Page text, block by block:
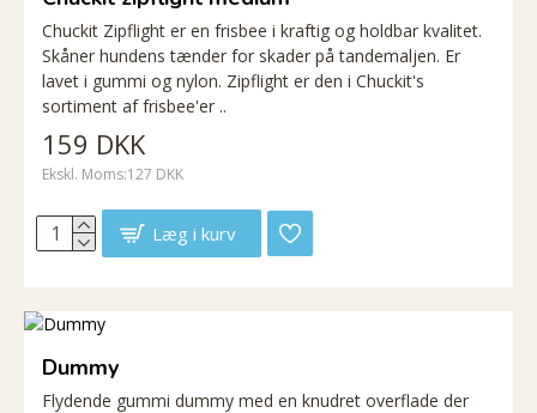
Chuckit Zipflight er en frisbee i kraftig og holdbar kvalitet.
Skåner hundens tænder for skader på tandemaljen. Er
lavet i gummi og nylon. Zipflight er den i Chuckit's
sortiment af frisbee'er ..
159 DKK
Ekskl. Moms:127 DKK
Læg i kurv
Dummy
Flydende gummi dummy med en knudret overflade der